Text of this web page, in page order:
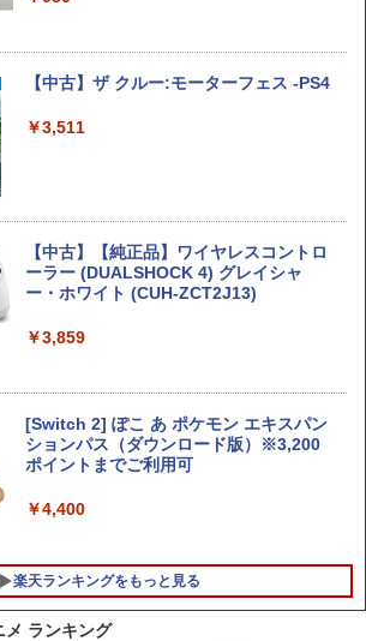
鬼武者 Way of the Sword 【Switch2】
バイオハザード レクイエム Switch2版
￥7,759
【楽天ブックス限定特典+特典】空の軌
(DLCチラシ：NEOブレイサー・アガッ
￥8,055
layStation 5
layStation 5 / PlayStation 5 slim / Play
Station 5 Pro コントローラー ヘッドフ
ォン ホルダー プレステ5 プレイステーシ
ョン5 収納 放熱 装着簡単 冷却 静音 JYS
R-Type Dimensions III PS5版
スパイク・チュンソフト 【封入特典付】
【PS5】Dune: Awakening （オンライ
【中古】ザ クルー:モーターフェス -PS4
￥3,511
【中古】【純正品】ワイヤレスコントロ
ーラー (DUALSHOCK 4) グレイシャ
ー・ホワイト (CUH-ZCT2J13)
￥3,859
[Switch 2] ぽこ あ ポケモン エキスパン
ションパス（ダウンロード版）※3,200
ポイントまでご利用可
￥4,400
楽天ランキングをもっと見る
ランキング